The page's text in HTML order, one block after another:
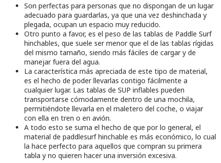
Son perfectas para personas que no dispongan de un lugar
adecuado para guardarlas, ya que una vez deshinchada y
plegada, ocupan un espacio muy reducido.
Otro punto a favor, es el peso de las tablas de Paddle Surf
hinchables, que suele ser menor que el de las tablas rígidas
del mismo tamaño, siendo más fáciles de cargar y de
manejar fuera del agua.
La característica más apreciada de este tipo de material,
es el hecho de poder llevarlas contigo fácilmente a
cualquier lugar. Las tablas de SUP inflables pueden
transportarse cómodamente dentro de una mochila,
permitiéndote llevarla en el maletero del coche, o viajar
con ella en tren o en avión.
A todo esto se suma el hecho de que por lo general, el
material de paddlesurf hinchable es más económico, lo cual
la hace perfecto para aquellos que compran su primera
tabla y no quieren hacer una inversión excesiva.